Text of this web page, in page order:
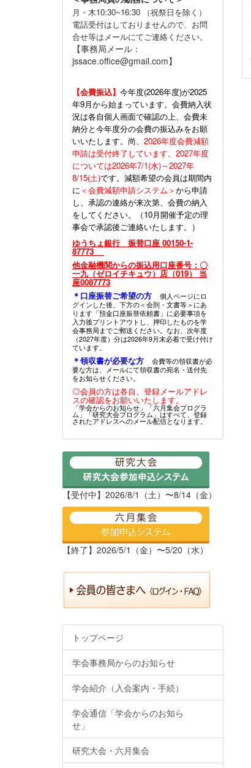
月・木10:30~16:30 （祝祭日を除く）
電話受付はしておりませんので、お問
合せ等はメールにてご連絡ください。
【事務局メール：
jssace.office@gmail.com】
【会費振込】 今年度(2026年度)が2025
年9月から始まっています。会費納入状
況は各自個人画面で確認の上、会費未
納分と今年度分の会費の振込みをお願
いいたします。尚、 2026年度会費減額
申請は受付終了しています。2027年度
については2026年7/1(水)～2027年
8/15(土)です。減額希望の会員は期間内
に ＜会費減額申請システム＞から申請
し、承認の連絡が来次第、会費の納入
をしてください。（10月開催予定の理
事会で承認後ご連絡いたします。）
ゆうちょ銀行 振替口座 00150-1-
87773
他金融機関からの振込用口座番号：〇
一九（ゼロイチキュウ）店（019） 当
座0087773
＊口座振替ご希望の方
個人ページにロ
グインした後、下方の＜会則・文書等＞にあ
ります「預金口座振替依頼書」に必要事項を
入力後プリントアウトし、押印したものを学
会事務局までご郵送ください。なお、次年度
（2027年度）分は2026年9月末必着で受け付け
ています。
＊領収書が必要な方
会費等の領収書が必
要な方は、メールにて領収書の宛名・送付先
をお知らせください。
◎会員の方は各自、登録メールアドレ
スの確認をお願いいたします。
「学会からのお知らせ」「六月集会プログラ
ム」「研究大会プログラム」はすべて、登録
されたアドレスへのメール配信となります。
【受付中】2026/8/1（土）〜8/14（金）
【終了】2026/5/1（金）〜5/20（水）
トップページ
学会事務局からのお知らせ
学会紹介（入会案内・手続）
学会通信「学会からのお知ら
せ」
研究大会・六月集会